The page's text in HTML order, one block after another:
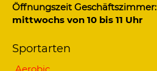
Öffnungszeit Geschäftszimmer:
mittwochs von 10 bis 11 Uhr
Sportarten